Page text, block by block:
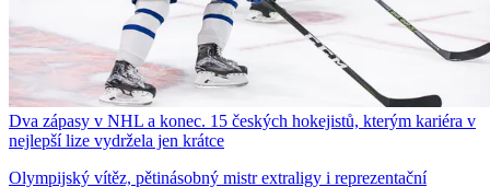
Dva zápasy v NHL a konec. 15 českých hokejistů, kterým kariéra v
nejlepší lize vydržela jen krátce
Olympijský vítěz, pětinásobný mistr extraligy i reprezentační